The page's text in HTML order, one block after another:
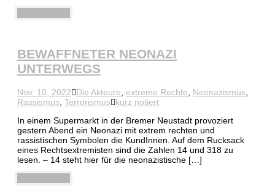
BEWAFFNETER NEONAZI
UNTERWEGS
Nov. 10, 2022 Die Akteure extreme Rechte Neonazismus
Rassismus Terrorismus kurz notiert
In einem Supermarkt in der Bremer Neustadt provoziert
gestern Abend ein Neonazi mit extrem rechten und
rassistischen Symbolen die KundInnen. Auf dem Rucksack
eines Rechtsextremisten sind die Zahlen 14 und 318 zu
lesen. – 14 steht hier für die neonazistische […]